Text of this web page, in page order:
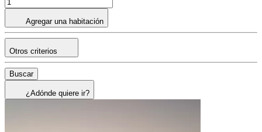
Agregar una habitación
Otros criterios
Buscar
¿Adónde quiere ir?